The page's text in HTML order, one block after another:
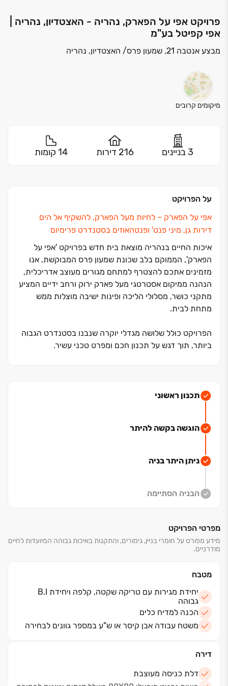
פרויקט אפי על הפארק, נהריה - האצטדיון, נהריה |
אפי קפיטל בע"מ
מבצע אנטבה 21, שמעון פרס/ האצטדיון, נהריה
מיקומים קרובים
3 בניינים 216 דירות 14 קומות
על הפרויקט
אפי על הפארק ‏– לחיות מעל הפארק, להשקיף אל הים
דירות גן, מיני פנט' ופנטהאוזים בסטנדרט פרימיום
איכות החיים בנהריה מוצאת בית חדש בפרויקט 'אפי על
הפארק', הממוקם בלב שכונת שמעון פרס המבוקשת. אנו
מזמינים אתכם להצטרף למתחם מגורים מעוצב אדריכלית,
הנהנה ממיקום אסטרטגי מעל פארק ירוק ורחב ידיים המציע
מתקני כושר, מסלולי הליכה ופינות ישיבה מוצלות ממש
מתחת לבית.
הפרויקט כולל שלושה מגדלי יוקרה שנבנו בסטנדרט הגבוה
ביותר, תוך דגש על תכנון חכם ומפרט טכני עשיר.
הרקיע של הים.
השלווה והטבע של נהריה החדשה. לרוכשים מוצעים תנאי
ונוח לדירת החלומות הבאה שלכם
תכנון ראשוני
הוגשה בקשה להיתר
ניתן היתר בניה
הבניה הסתיימה
מפרטי הפרויקט
מידע מפורט על חומרי בניין, גימורים, והתקנות באיכות גבוהה המיועדות לחיים
מודרניים.
מטבח
יחידת מגירות עם טריקה שקטה, קלפה ויחידת B.I
גבוהה
הכנה למדיח כלים
משטח עבודה אבן קיסר או ש"ע במספר גוונים לבחירה
דירה
דלת כניסה מעוצבת